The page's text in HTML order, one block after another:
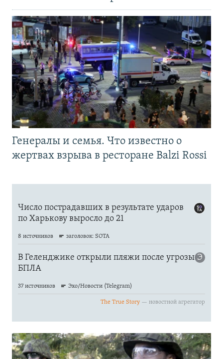
Генералы и семья. Что известно о
жертвах взрыва в ресторане Balzi Rossi